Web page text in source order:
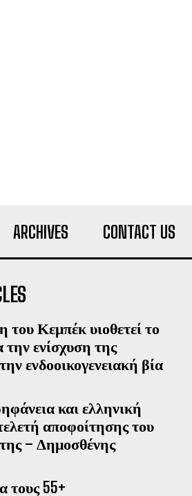
ARCHIVES CONTACT US
Κεμπέκ υιοθετεί το
την ενίσχυση της
ενδοοικογενειακή βία
και ελληνική
αποφοίτησης του
– Δημοσθένης
τους 55+